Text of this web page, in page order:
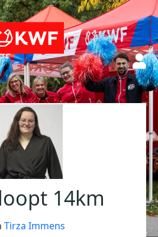
14km
Tirza Immens